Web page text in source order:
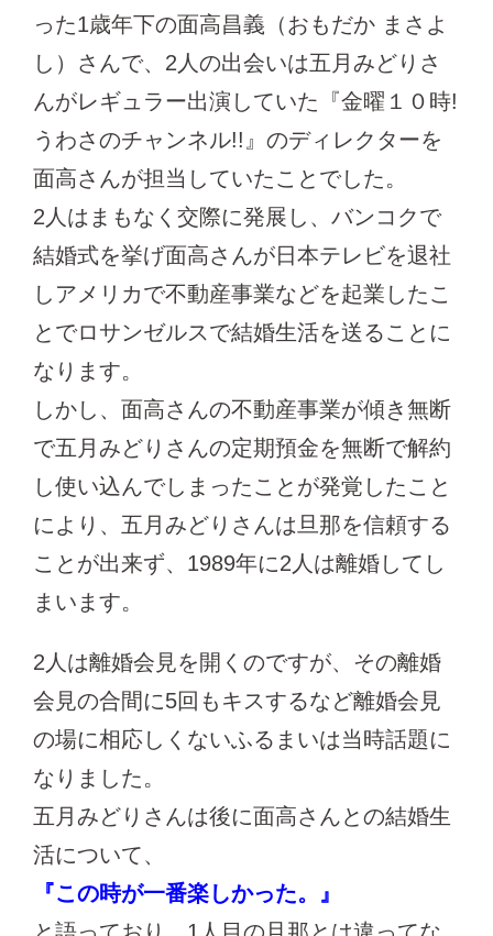
った1歳年下の面高昌義（おもだか まさよ
し）さんで、2人の出会いは五月みどりさ
んがレギュラー出演していた『金曜１０時!
うわさのチャンネル!!』のディレクターを
面高さんが担当していたことでした。
2人はまもなく交際に発展し、バンコクで
結婚式を挙げ面高さんが日本テレビを退社
しアメリカで不動産事業などを起業したこ
とでロサンゼルスで結婚生活を送ることに
なります。
しかし、面高さんの不動産事業が傾き無断
で五月みどりさんの定期預金を無断で解約
し使い込んでしまったことが発覚したこと
により、五月みどりさんは旦那を信頼する
ことが出来ず、1989年に2人は離婚してし
まいます。
2人は離婚会見を開くのですが、その離婚
会見の合間に5回もキスするなど離婚会見
の場に相応しくないふるまいは当時話題に
なりました。
五月みどりさんは後に面高さんとの結婚生
活について、
『この時が一番楽しかった。』